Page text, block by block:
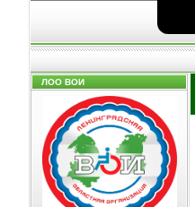
ЛОО ВОИ